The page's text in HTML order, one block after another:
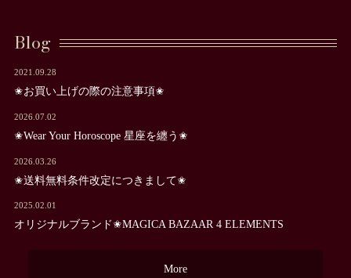
Blog
2021.09.28
✬お買い上げの際の注意事項✬
2026.07.02
✬Wear Your Horoscope 星座を纏う✬
2026.03.26
✬送料無料条件改定につきまして✬
2025.02.01
オリジナルブランド✬MAGICA BAZAAR 4 ELEMENTS
More